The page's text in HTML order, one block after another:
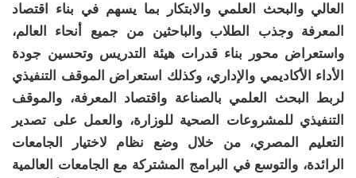
العالي والبحث العلمي والابتكار بما يسهم في بناء اقتصاد
المعرفة وجذب الطلاب والباحثين من جميع أنحاء العالم،
واستعراض محور بناء قدرات هيئة التدريس وتحسين جودة
الأداء الأكاديمي والإداري، وكذلك استعراض الموقف التنفيذي
لربط البحث العلمي بالصناعة واقتصاد المعرفة، والموقف
التنفيذي للمشروعات الصحية للوزارة، والعمل على تصدير
التعليم المصري، من خلال وضع نظام لاختيار الجامعات
الرائدة، والتوسع في البرامج المشتركة مع الجامعات العالمية